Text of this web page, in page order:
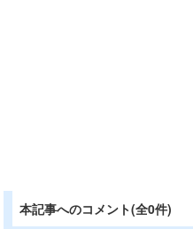
本記事へのコメント(全0件)